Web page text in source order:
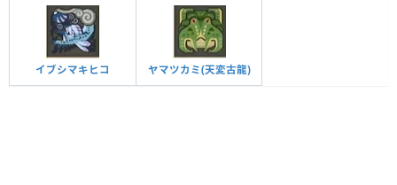
イブシマキヒコ ヤマツカミ(天変古龍)